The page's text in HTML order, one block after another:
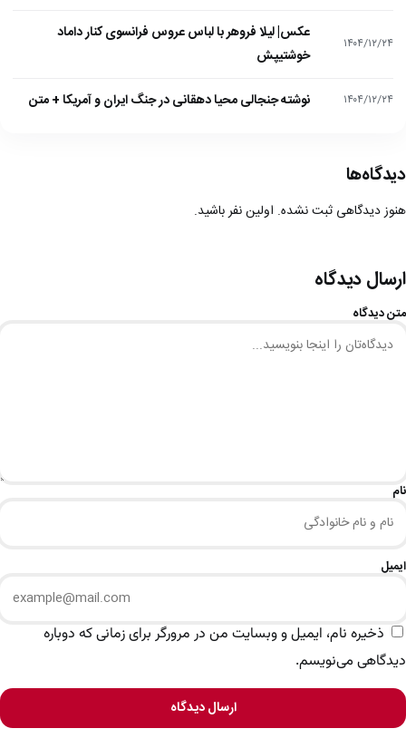
۱۴۰۴/۱۲/۲۴
عکس| لیلا فروهر با لباس عروس فرانسوی کنار داماد
خوشتیپش
۱۴۰۴/۱۲/۲۴ نوشته جنجالی محیا دهقانی در جنگ ایران و آمریکا + متن
دیدگاه‌ها
هنوز دیدگاهی ثبت نشده. اولین نفر باشید.
ارسال دیدگاه
متن دیدگاه
نام
ایمیل
ذخیره نام، ایمیل و وبسایت من در مرورگر برای زمانی که دوباره
دیدگاهی می‌نویسم.
ارسال دیدگاه